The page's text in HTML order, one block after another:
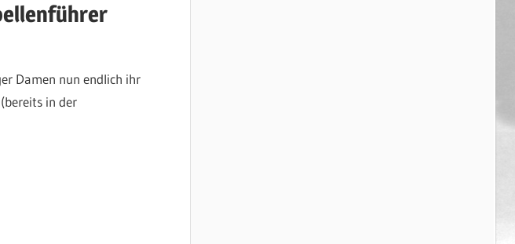
Damen nun endlich ihr
in der